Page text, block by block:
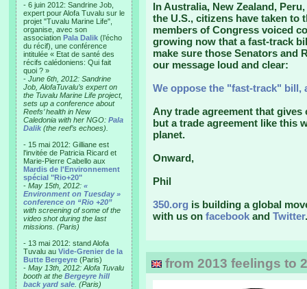
- 6 juin 2012: Sandrine Job,
expert pour Alofa Tuvalu sur le
projet "Tuvalu Marine Life",
organise, avec son
association Pala Dalik (l’écho
du récif), une conférence
intitulée « Etat de santé des
récifs calédoniens: Qui fait
quoi ? »
- June 6th, 2012: Sandrine
Job, AlofaTuvalu’s expert on
the Tuvalu Marine Life project,
sets up a conference about
Reefs’ health in New
Caledonia with her NGO: Pala
Dalik (the reef’s echoes).
- 15 mai 2012: Gilliane est
l'invitée de Patricia Ricard et
Marie-Pierre Cabello aux
Mardis de l'Environnement
spécial "Rio+20"
- May 15th, 2012: «
Environment on Tuesday »
conference on “Rio +20”
with screening of some of the
video shot during the last
missions. (Paris)
- 13 mai 2012: stand Alofa
Tuvalu au Vide-Grenier de la
Butte Bergeyre (Paris)
- May 13th, 2012: Alofa Tuvalu
booth at the Bergeyre hill
back yard sale . (Paris)
In Australia, New Zealand,
the U.S., citizens have taken to
members of Congress voiced
growing now that a fast-track
make sure those Senators and
our message loud and clear:
We oppose the "fast-track" bill,
Any trade agreement that
but a trade agreement like this
planet.
Onward,
Phil
350.org is building a global
with us on facebook and Twitter.
from 2013 feelings to